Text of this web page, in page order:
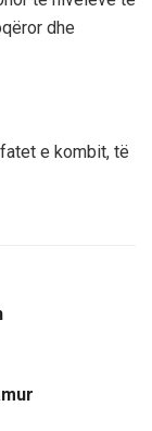
dhe
e kombit, të